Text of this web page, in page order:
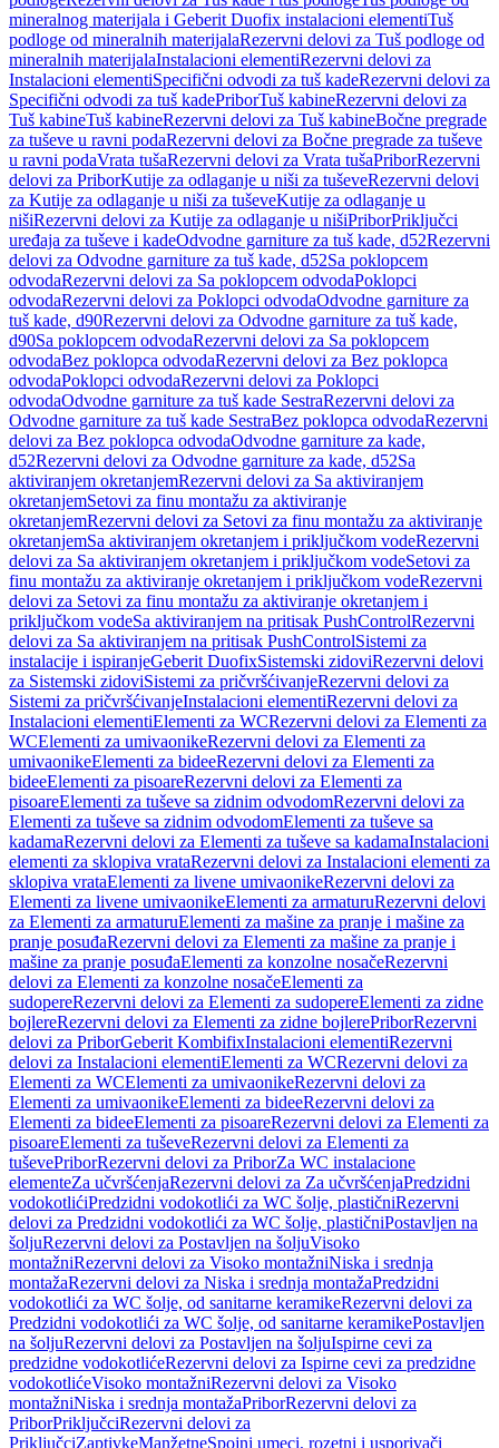
mineralnog materijala i Geberit Duofix instalacioni elementiTuš
podloge od mineralnih materijalaRezervni delovi za Tuš podloge od
mineralnih materijalaInstalacioni elementiRezervni delovi za
Instalacioni elementiSpecifični odvodi za tuš kadeRezervni delovi za
Specifični odvodi za tuš kadePriborTuš kabineRezervni delovi za
Tuš kabineTuš kabineRezervni delovi za Tuš kabineBočne pregrade
za tuševe u ravni podaRezervni delovi za Bočne pregrade za tuševe
u ravni podaVrata tušaRezervni delovi za Vrata tušaPriborRezervni
delovi za PriborKutije za odlaganje u niši za tuševeRezervni delovi
za Kutije za odlaganje u niši za tuševeKutije za odlaganje u
nišiRezervni delovi za Kutije za odlaganje u nišiPriborPriključci
uređaja za tuševe i kadeOdvodne garniture za tuš kade, d52Rezervni
delovi za Odvodne garniture za tuš kade, d52Sa poklopcem
odvodaRezervni delovi za Sa poklopcem odvodaPoklopci
odvodaRezervni delovi za Poklopci odvodaOdvodne garniture za
tuš kade, d90Rezervni delovi za Odvodne garniture za tuš kade,
d90Sa poklopcem odvodaRezervni delovi za Sa poklopcem
odvodaBez poklopca odvodaRezervni delovi za Bez poklopca
odvodaPoklopci odvodaRezervni delovi za Poklopci
odvodaOdvodne garniture za tuš kade SestraRezervni delovi za
Odvodne garniture za tuš kade SestraBez poklopca odvodaRezervni
delovi za Bez poklopca odvodaOdvodne garniture za kade,
d52Rezervni delovi za Odvodne garniture za kade, d52Sa
aktiviranjem okretanjemRezervni delovi za Sa aktiviranjem
okretanjemSetovi za finu montažu za aktiviranje
okretanjemRezervni delovi za Setovi za finu montažu za aktiviranje
okretanjemSa aktiviranjem okretanjem i priključkom vodeRezervni
delovi za Sa aktiviranjem okretanjem i priključkom vodeSetovi za
finu montažu za aktiviranje okretanjem i priključkom vodeRezervni
delovi za Setovi za finu montažu za aktiviranje okretanjem i
priključkom vodeSa aktiviranjem na pritisak PushControlRezervni
delovi za Sa aktiviranjem na pritisak PushControlSistemi za
instalacije i ispiranjeGeberit DuofixSistemski zidoviRezervni delovi
za Sistemski zidoviSistemi za pričvršćivanjeRezervni delovi za
Sistemi za pričvršćivanjeInstalacioni elementiRezervni delovi za
Instalacioni elementiElementi za WCRezervni delovi za Elementi za
WCElementi za umivaonikeRezervni delovi za Elementi za
umivaonikeElementi za bideeRezervni delovi za Elementi za
bideeElementi za pisoareRezervni delovi za Elementi za
pisoareElementi za tuševe sa zidnim odvodomRezervni delovi za
Elementi za tuševe sa zidnim odvodomElementi za tuševe sa
kadamaRezervni delovi za Elementi za tuševe sa kadamaInstalacioni
elementi za sklopiva vrataRezervni delovi za Instalacioni elementi za
sklopiva vrataElementi za livene umivaonikeRezervni delovi za
Elementi za livene umivaonikeElementi za armaturuRezervni delovi
za Elementi za armaturuElementi za mašine za pranje i mašine za
pranje posuđaRezervni delovi za Elementi za mašine za pranje i
mašine za pranje posuđaElementi za konzolne nosačeRezervni
delovi za Elementi za konzolne nosačeElementi za
sudopereRezervni delovi za Elementi za sudopereElementi za zidne
bojlereRezervni delovi za Elementi za zidne bojlerePriborRezervni
delovi za PriborGeberit KombifixInstalacioni elementiRezervni
delovi za Instalacioni elementiElementi za WCRezervni delovi za
Elementi za WCElementi za umivaonikeRezervni delovi za
Elementi za umivaonikeElementi za bideeRezervni delovi za
Elementi za bideeElementi za pisoareRezervni delovi za Elementi za
pisoareElementi za tuševeRezervni delovi za Elementi za
tuševePriborRezervni delovi za PriborZa WC instalacione
elementeZa učvršćenjaRezervni delovi za Za učvršćenjaPredzidni
vodokotlićiPredzidni vodokotlići za WC šolje, plastičniRezervni
delovi za Predzidni vodokotlići za WC šolje, plastičniPostavljen na
šoljuRezervni delovi za Postavljen na šoljuVisoko
montažniRezervni delovi za Visoko montažniNiska i srednja
montažaRezervni delovi za Niska i srednja montažaPredzidni
vodokotlići za WC šolje, od sanitarne keramikeRezervni delovi za
Predzidni vodokotlići za WC šolje, od sanitarne keramikePostavljen
na šoljuRezervni delovi za Postavljen na šoljuIspirne cevi za
predzidne vodokotlićeRezervni delovi za Ispirne cevi za predzidne
vodokotlićeVisoko montažniRezervni delovi za Visoko
montažniNiska i srednja montažaPriborRezervni delovi za
PriborPriključciRezervni delovi za
PriključciZaptivkeManžetneSpojni umeci, rozetni i usporivači